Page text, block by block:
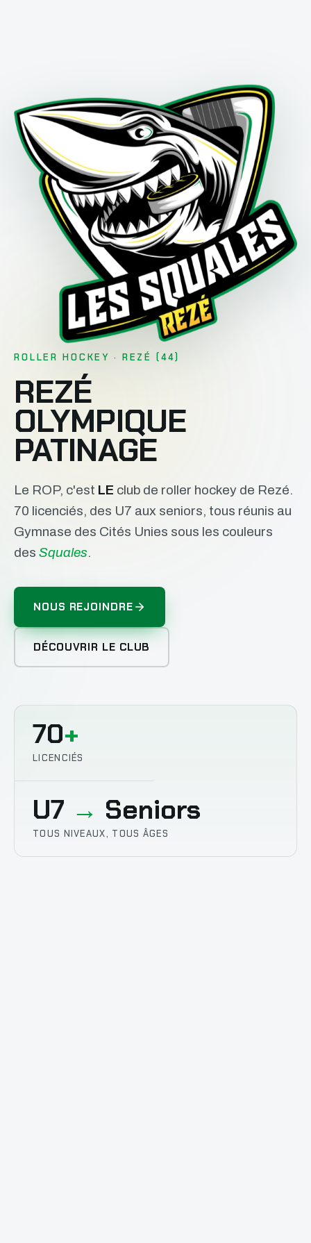
ROLLER HOCKEY · REZÉ (44)
REZÉ
OLYMPIQUE
PATINAGE
Le ROP, c'est LE club de roller hockey de Rezé.
70 licenciés, des U7 aux seniors, tous réunis au
Gymnase des Cités Unies sous les couleurs
des Squales.
NOUS REJOINDRE
DÉCOUVRIR LE CLUB
70+
LICENCIÉS
U7 → Seniors
TOUS NIVEAUX, TOUS ÂGES